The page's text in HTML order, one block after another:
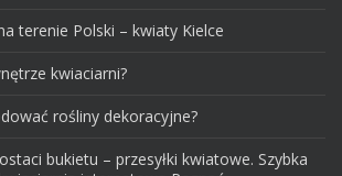
terenie Polski – kwiaty Kielce
kwiaciarni?
rośliny dekoracyjne?
bukietu – przesyłki kwiatowe. Szybka